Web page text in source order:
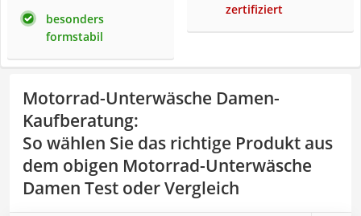
besonders
formstabil
zertifiziert
Motorrad-Unterwäsche Damen-
Kaufberatung:
So wählen Sie das richtige Produkt aus
dem obigen Motorrad-Unterwäsche
Damen Test oder Vergleich